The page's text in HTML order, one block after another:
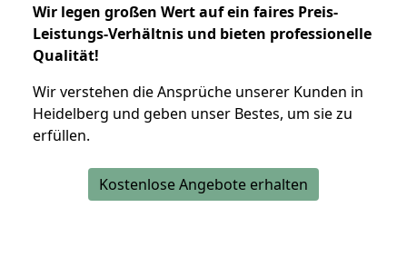
Wir legen großen Wert auf ein faires Preis-
Leistungs-Verhältnis und bieten professionelle
Qualität!
Wir verstehen die Ansprüche unserer Kunden in
Heidelberg und geben unser Bestes, um sie zu
erfüllen.
Kostenlose Angebote erhalten